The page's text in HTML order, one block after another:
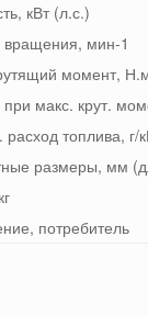
кВт (л.с.)
вращения, мин-1
момент,
при макс. крут.
топлива, г/
размеры, мм
потребитель